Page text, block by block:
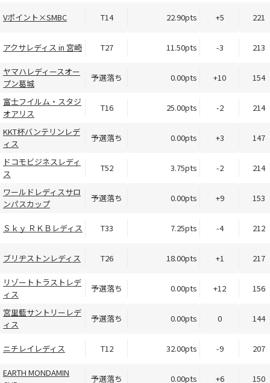
Vポイント×SMBC T14 22.90pts +5 221
アクサレディス in 宮崎 T27 11.50pts -3 213
ヤマハレディースオー
プン葛城
予選落ち 0.00pts +10 154
富士フイルム・スタジ
オアリス
T16 25.00pts -2 214
KKT杯バンテリンレデ
ィス
予選落ち 0.00pts +3 147
ドコモビジネスレディ
ス
T52 3.75pts -2 214
ワールドレディスサロ
ンパスカップ
予選落ち 0.00pts +9 153
Ｓｋｙ ＲＫＢレディス T33 7.25pts -4 212
ブリヂストンレディス T26 18.00pts +1 217
リゾートトラストレデ
ィス
予選落ち 0.00pts +12 156
宮里藍サントリーレデ
ィス
予選落ち 0.00pts 0 144
ニチレイレディス T12 32.00pts -9 207
EARTH MONDAMIN
予選落ち 0.00pts +6 150